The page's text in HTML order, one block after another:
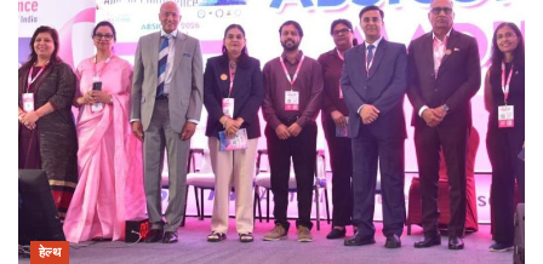
हेल्थ